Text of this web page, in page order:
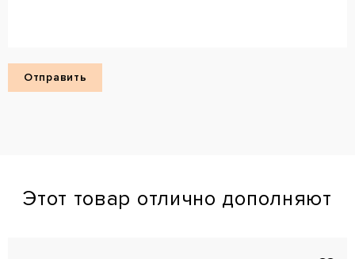
Этот товар отлично дополняют